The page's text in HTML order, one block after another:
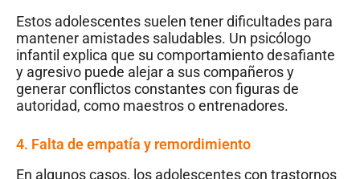
Estos adolescentes suelen tener dificultades para
mantener amistades saludables. Un psicólogo
infantil explica que su comportamiento desafiante
y agresivo puede alejar a sus compañeros y
generar conflictos constantes con figuras de
autoridad, como maestros o entrenadores.
4. Falta de empatía y remordimiento
En algunos casos, los adolescentes con trastornos